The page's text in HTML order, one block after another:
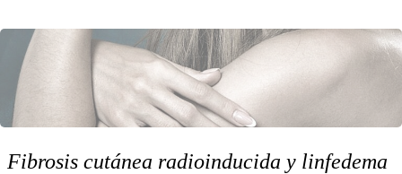
Fibrosis cutánea radioinducida y linfedema